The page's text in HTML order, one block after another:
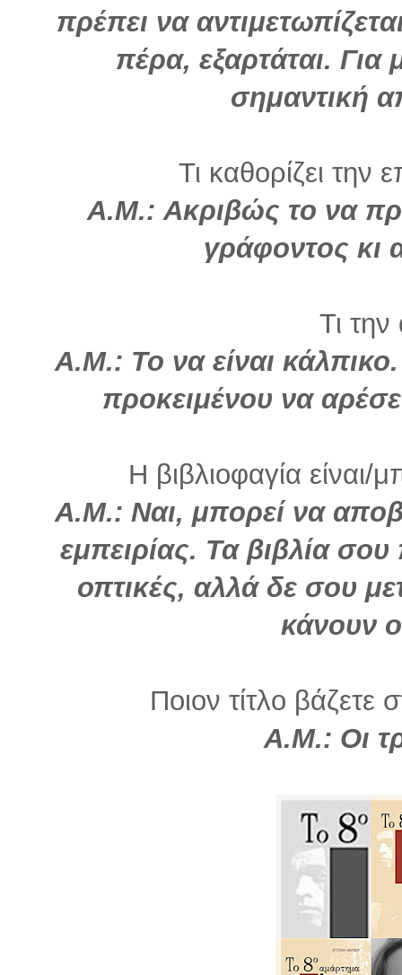
πρέπει να
πέρα, εξαρτάται. Για
σημαντική
Τι καθορίζει την
Α.Μ.: Ακριβώς το να
γράφοντος κι
Τι
Α.Μ.: Το να είναι
προκειμένου να
Η βιβλιοφαγία είναι/
Α.Μ.: Ναι, μπορεί να
εμπειρίας. Τα βιβλία
οπτικές, αλλά δε σου
κάνουν
Ποιον τίτλο βάζετε
Α.Μ.: Οι